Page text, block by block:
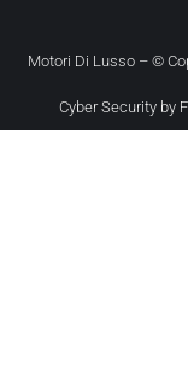
Motori Di Lusso – ©
Cyber Security by